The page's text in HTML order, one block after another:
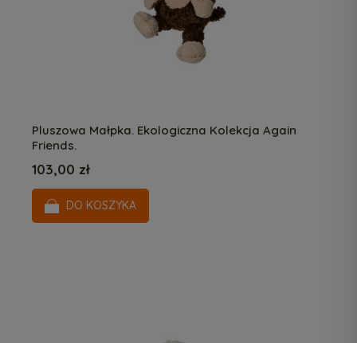
Pluszowa Małpka. Ekologiczna Kolekcja Again
Friends.
103,00 zł
DO KOSZYKA